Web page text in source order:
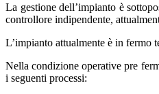
La gestione dell’impianto è
controllore indipendente,
L’impianto attualmente è in fermo
Nella condizione operative pre
i seguenti processi: